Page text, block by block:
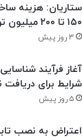
ستاریان: هزینه
۱۵۰ تا ۲۰۰ میلیون تومان رسیده است
۳ روز پیش
آغاز فرآیند
شرایط برای
۵ روز پیش
اعتراض به نصب